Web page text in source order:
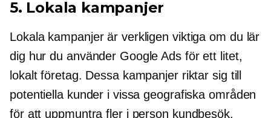
5. Lokala kampanjer
Lokala kampanjer är verkligen viktiga om du lär
dig hur du använder Google Ads för ett litet,
lokalt företag. Dessa kampanjer riktar sig till
potentiella kunder i vissa geografiska områden
för att uppmuntra fler i person kundbesök.